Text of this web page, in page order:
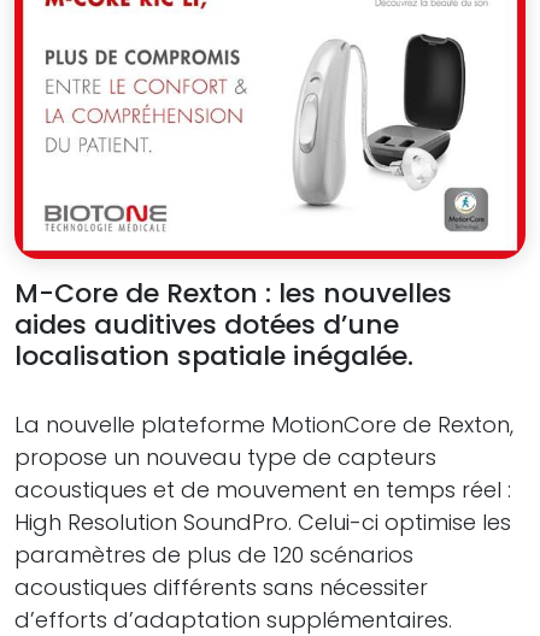
M-Core de Rexton : les nouvelles
aides auditives dotées d’une
localisation spatiale inégalée.
La nouvelle plateforme MotionCore de Rexton,
propose un nouveau type de capteurs
acoustiques et de mouvement en temps réel :
High Resolution SoundPro. Celui-ci optimise les
paramètres de plus de 120 scénarios
acoustiques différents sans nécessiter
d’efforts d’adaptation supplémentaires.